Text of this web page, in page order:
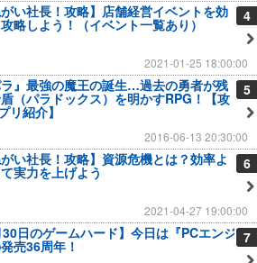
4
がい社長！攻略】店舗経営イベントを効
略しよう！（イベント一覧あり）
2021-01-25 18:00:00
5
ラ』最強の魔王の誕生…過去の勇者が残
（パラドックス）を明かすRPG！【攻
リ紹介】
2016-06-13 20:30:00
6
がい社長！攻略】資源危機とは？効率よ
実力を上げよう
2021-04-27 19:00:00
7
30日のゲームハード】今日は『PCエンジ
売36周年！